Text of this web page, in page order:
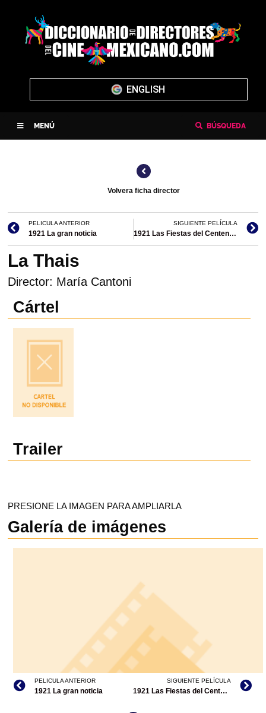
ENGLISH
MENÚ BÚSQUEDA
Volvera ficha director
PELICULA ANTERIOR
1921 La gran noticia
SIGUIENTE PELÍCULA
1921 Las Fiestas del Centenario de la Consumación de la Independencia de México/codirección
La Thais
Director: María Cantoni
Cártel
Trailer
PRESIONE LA IMAGEN PARA AMPLIARLA
Galería de imágenes
PELICULA ANTERIOR
1921 La gran noticia
SIGUIENTE PELÍCULA
1921 Las Fiestas del Centenario de la Consumación de la Independencia de México/codirección